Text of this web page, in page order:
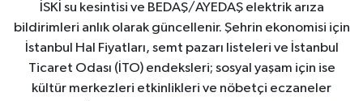
İSKİ su kesintisi ve BEDAŞ/AYEDAŞ elektrik arıza
bildirimleri anlık olarak güncellenir. Şehrin ekonomisi için
İstanbul Hal Fiyatları, semt pazarı listeleri ve İstanbul
Ticaret Odası (İTO) endeksleri; sosyal yaşam için ise
kültür merkezleri etkinlikleri ve nöbetçi eczaneler